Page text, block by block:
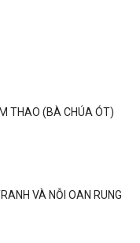
THAO (BÀ CHÚA ÓT)
VÀ NỖI OAN RUNG